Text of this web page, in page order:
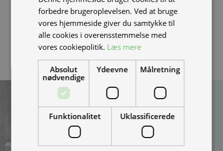
NIU forhandler . alternativt skal du sikre dig at batteriet
ikke er blacklistet, ved at modtage en video af at
batteriet sidder i en scooter som kan køre.
Kan vi hjælpe
dig?
Vi bygger vognene på
bestilling og kan
forbedre brugeroplevelsen. Ved at bruge
vores hjemmeside giver du samtykke til
alle cookies i overensstemmelse med
vores cookiepolitik. Læs mere
Absolut
nødvendige
Ydeevne Målretning
Funktionalitet Uklassificerede